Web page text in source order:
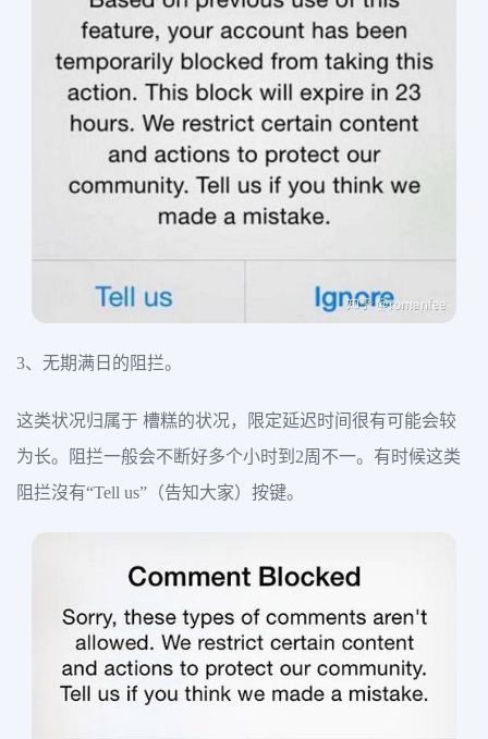
3、无期满日的阻拦。
这类状况归属于 槽糕的状况，限定延迟时间很有可能会较
为长。阻拦一般会不断好多个小时到2周不一。有时候这类
阻拦沒有“Tell us”（告知大家）按键。